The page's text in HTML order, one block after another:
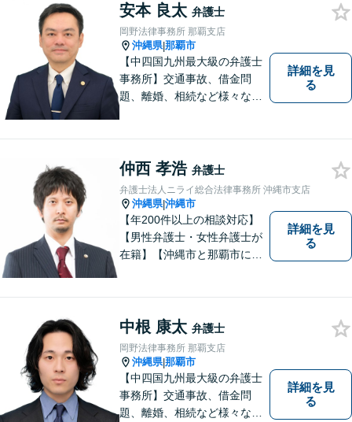
談にも親身に寄り添い、あな
たの未来を全力でサポートい
たします【沖縄北部エリア・
名護市】
安本 良太 弁護士
岡野法律事務所 那覇支店
沖縄県|那覇市
【中四国九州最大級の弁護士
事務所】交通事故、借金問
題、離婚、相続など様々な問
い！
詳細を見
る
仲西 孝浩 弁護士
弁護士法人ニライ総合法律事務所 沖縄市支店
沖縄県|沖縄市
【年200件以上の相談対応】
【男性弁護士・女性弁護士が
在籍】【沖縄市と那覇市に事
す。「沖縄ならではの習慣」
を熟知した弁護士が多数在
籍。
詳細を見
る
中根 康太 弁護士
岡野法律事務所 那覇支店
沖縄県|那覇市
【中四国九州最大級の弁護士
事務所】交通事故、借金問
題、離婚、相続など様々な問
詳細を見
る